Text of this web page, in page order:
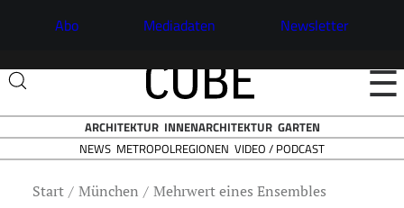
Abo Mediadaten Newsletter
☰
ARCHITEKTUR INNENARCHITEKTUR GARTEN
NEWS METROPOLREGIONEN VIDEO / PODCAST
Start München Mehrwert eines Ensembles